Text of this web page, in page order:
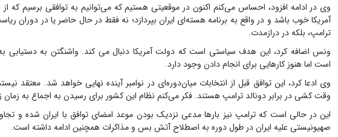
وی در ادامه افزود، احساس می‌کنم اکنون در موقعیتی هستیم که می‌توانیم به توافقی برسیم که از
آمریکا خوب باشد و در واقع به برنامه هسته‌ای ایران بپردازد؛ نه فقط در حال حاضر یا در دوران
ترامپ، بلکه در درازمدت.
ونس اضافه کرد، این هدف سیاستی است که دولت آمریکا دنبال می کند. واشنگتن به دستیابی
است اما هنوز کارهایی برای انجام دادن وجود دارد.
وی ادعا کرد، این توافق قبل از انتخابات میان‌دوره‌ای در نوامبر آینده نهایی خواهد شد. معتقد
وقت کشی در برابر دونالد ترامپ هستند. فکر می‌کنم نظام این کشور برای رسیدن به اجماع به زمان
این در حالی است که ترامپ نیز بارها مدعی نزدیک بودن موعد امضای توافق با ایران شده و
صهیونیستی علیه ایران در طول دوره به اصطلاح آتش بس و مذاکرات همچنین ادامه داشته است.